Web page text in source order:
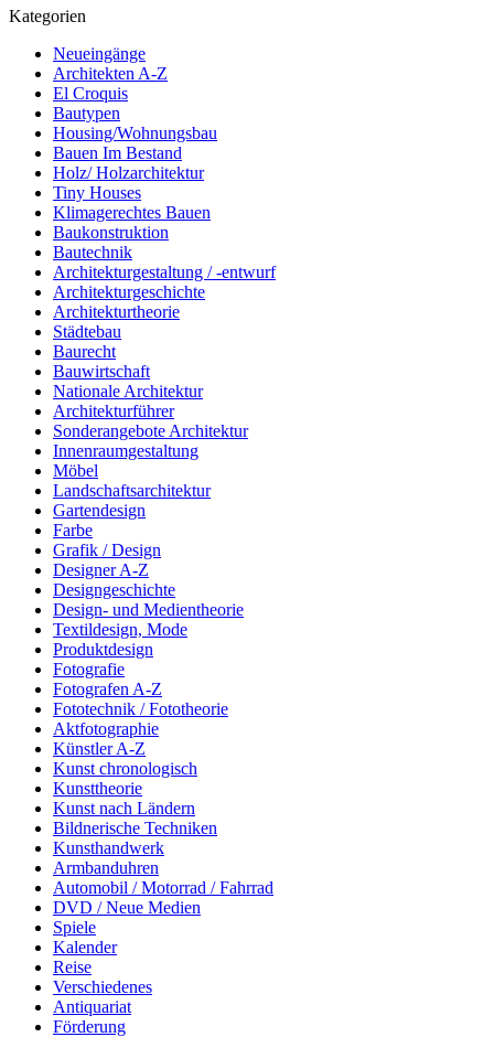
Kategorien
Neueingänge
Architekten A-Z
El Croquis
Bautypen
Housing/Wohnungsbau
Bauen Im Bestand
Holz/ Holzarchitektur
Tiny Houses
Klimagerechtes Bauen
Baukonstruktion
Bautechnik
Architekturgestaltung / -entwurf
Architekturgeschichte
Architekturtheorie
Städtebau
Baurecht
Bauwirtschaft
Nationale Architektur
Architekturführer
Sonderangebote Architektur
Innenraumgestaltung
Möbel
Landschaftsarchitektur
Gartendesign
Farbe
Grafik / Design
Designer A-Z
Designgeschichte
Design- und Medientheorie
Textildesign, Mode
Produktdesign
Fotografie
Fotografen A-Z
Fototechnik / Fototheorie
Aktfotographie
Künstler A-Z
Kunst chronologisch
Kunsttheorie
Kunst nach Ländern
Bildnerische Techniken
Kunsthandwerk
Armbanduhren
Automobil / Motorrad / Fahrrad
DVD / Neue Medien
Spiele
Kalender
Reise
Verschiedenes
Antiquariat
Förderung